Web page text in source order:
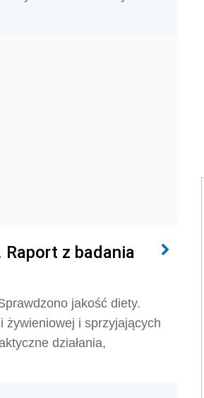
z badania
jakość diety.
żywieniowej i sprzyjających
działania,